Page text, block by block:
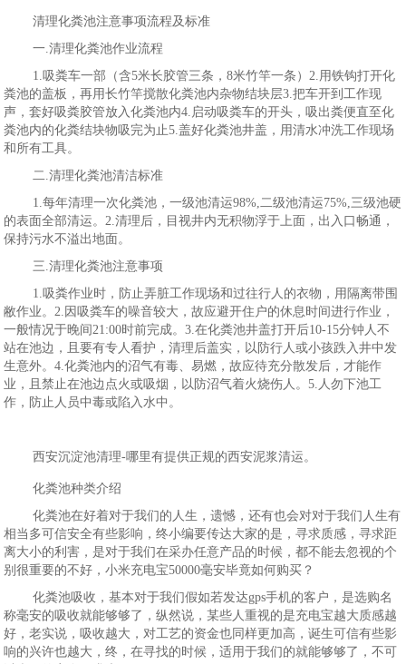
清理化粪池注意事项流程及标准
一.清理化粪池作业流程
1.吸粪车一部（含5米长胶管三条，8米竹竿一条）2.用铁钩打开化
粪池的盖板，再用长竹竿搅散化粪池内杂物结块层3.把车开到工作现
声，套好吸粪胶管放入化粪池内4.启动吸粪车的开头，吸出粪便直至化
粪池内的化粪结块物吸完为止5.盖好化粪池井盖，用清水冲洗工作现场
和所有工具。
二.清理化粪池清洁标准
1.每年清理一次化粪池，一级池清运98%,二级池清运75%,三级池硬
的表面全部清运。2.清理后，目视井内无积物浮于上面，出入口畅通，
保持污水不溢出地面。
三.清理化粪池注意事项
1.吸粪作业时，防止弄脏工作现场和过往行人的衣物，用隔离带围
敝作业。2.因吸粪车的噪音较大，故应避开住户的休息时间进行作业，
一般情况于晚间21:00时前完成。3.在化粪池井盖打开后10-15分钟人不
站在池边，且要有专人看护，清理后盖实，以防行人或小孩跌入井中发
生意外。4.化粪池内的沼气有毒、易燃，故应待充分散发后，才能作
业，且禁止在池边点火或吸烟，以防沼气着火烧伤人。5.人勿下池工
作，防止人员中毒或陷入水中。
西安沉淀池清理-哪里有提供正规的西安泥浆清运。
化粪池种类介绍
化粪池在好着对于我们的人生，遗憾，还有也会对对于我们人生有
相当多可信安全有些影响，终小编要传达大家的是，寻求质感，寻求距
离大小的利害，是对于我们在采办任意产品的时候，都不能去忽视的个
别很重要的不好，小米充电宝50000毫安毕竟如何购买？
化粪池吸收，基本对于我们假如若发达gps手机的客户，是选购名
称毫安的吸收就能够够了，纵然说，某些人重视的是充电宝越大质感越
好，老实说，吸收越大，对工艺的资金也同样更加高，诞生可信有些影
响的兴许也越大，终，在寻找的时候，适用于我们的就能够够了，不可